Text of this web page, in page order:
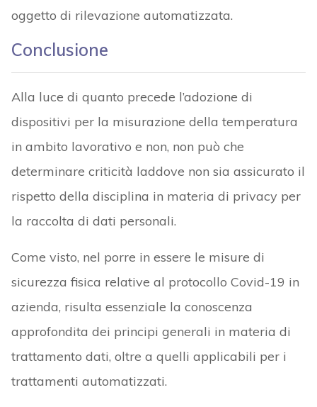
oggetto di rilevazione automatizzata.
Conclusione
Alla luce di quanto precede l’adozione di
dispositivi per la misurazione della temperatura
in ambito lavorativo e non, non può che
determinare criticità laddove non sia assicurato il
rispetto della disciplina in materia di privacy per
la raccolta di dati personali.
Come visto, nel porre in essere le misure di
sicurezza fisica relative al protocollo Covid-19 in
azienda, risulta essenziale la conoscenza
approfondita dei principi generali in materia di
trattamento dati, oltre a quelli applicabili per i
trattamenti automatizzati.